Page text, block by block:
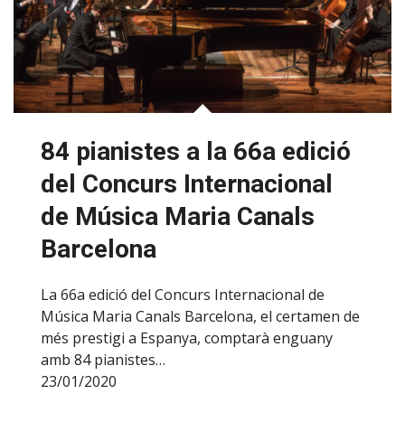
84 pianistes a la 66a edició
del Concurs Internacional
de Música Maria Canals
Barcelona
La 66a edició del Concurs Internacional de
Música Maria Canals Barcelona, el certamen de
més prestigi a Espanya, comptarà enguany
amb 84 pianistes…
23/01/2020